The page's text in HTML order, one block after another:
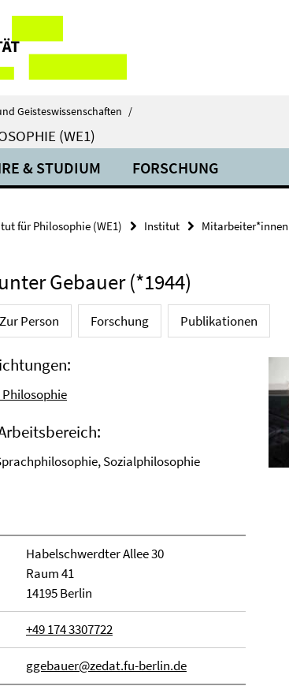
Geisteswissenschaften /
(WE1)
& STUDIUM FORSCHUNG
für Philosophie (WE1) Institut Mitarbeiter*innen
Gebauer (*1944)
Zur Person Forschung Publikationen
Sozialphilosophie
Habelschwerdter Allee 30
Raum 41
14195 Berlin
+49 174 3307722
ggebauer@zedat.fu-berlin.de